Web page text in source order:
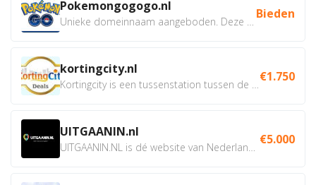
Pokemongogogo.nl Bieden
kortingcity.nl €1.750
UITGAANIN.nl €5.000